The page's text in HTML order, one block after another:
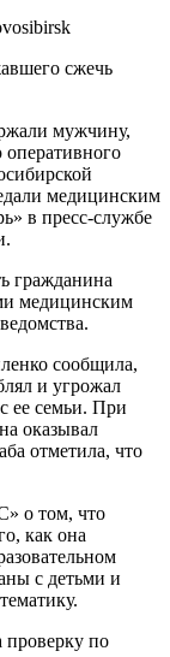
мужчину,
медицинским
в пресс-службе
гражданина
медицинским
сообщила,
и угрожал
ее семьи. При
оказывал
отметила, что
о том, что
как она
с детьми и
проверку по